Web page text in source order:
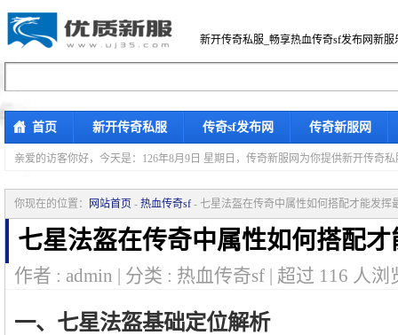
新开传奇私服_畅享热血传奇sf发布网新服
首页 新开传奇私服 传奇sf发布网 传奇新服网
亲爱的访客你好， 今天是：126年8月9日 星期日，传奇新服网为你提供新开传奇
你现在的位置： 网站首页 - 热血传奇sf - 七星法盔在传奇中属性如何搭配才能发挥
七星法盔在传奇中属性如何搭配
作者 : admin | 分类 : 热血传奇sf | 超过 116 人浏
一、七星法盔基础定位解析